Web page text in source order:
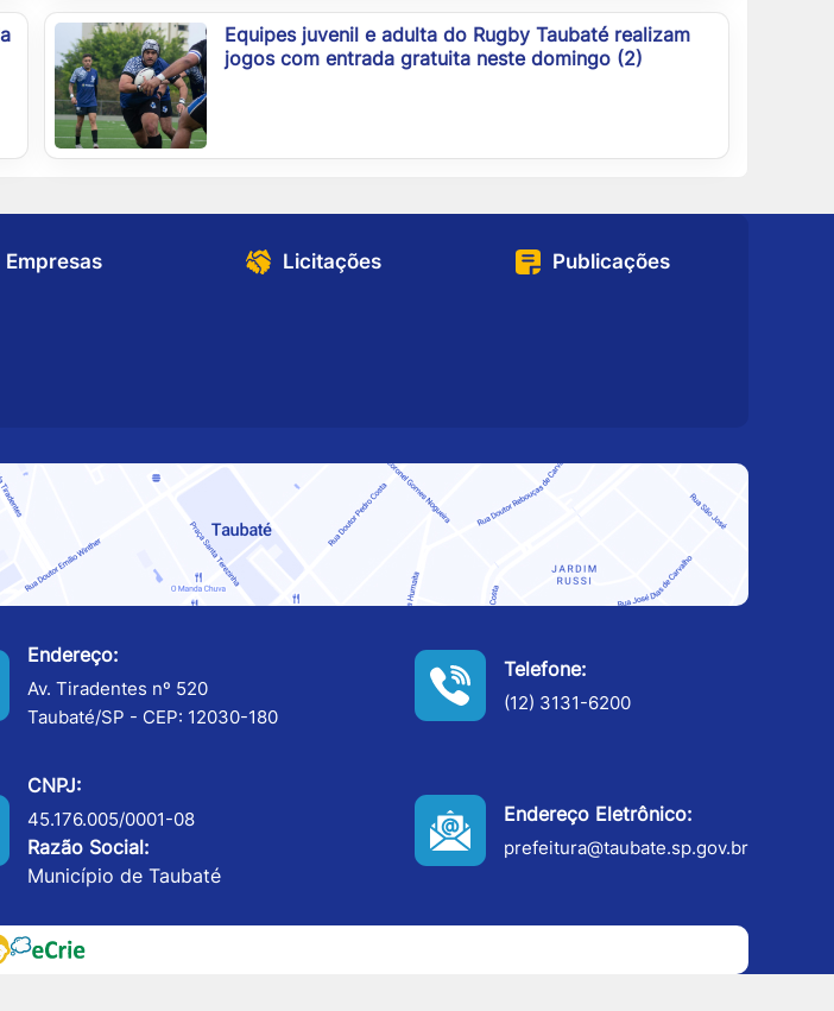
Equipes juvenil e adulta do Rugby Taubaté realizam
jogos com entrada gratuita neste domingo (2)
Empresas Licitações Publicações
Endereço:
Av. Tiradentes nº 520
Taubaté/SP - CEP: 12030-180
Telefone:
(12) 3131-6200
CNPJ:
45.176.005/0001-08
Razão Social:
Município de Taubaté
Endereço Eletrônico:
prefeitura@taubate.sp.gov.br